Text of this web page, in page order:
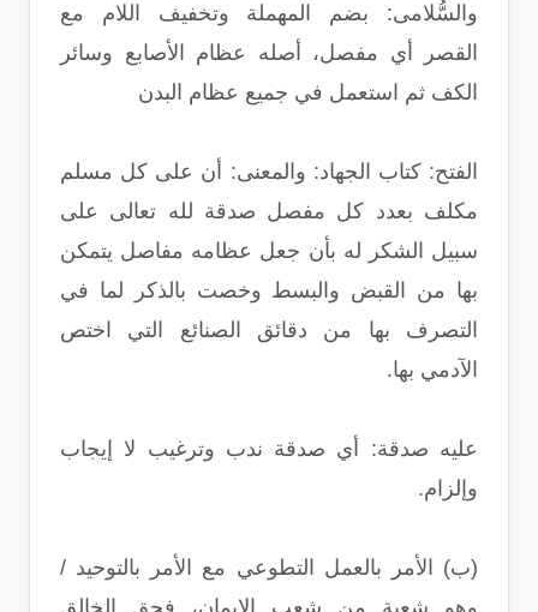
والسُّلامى: بضم المهملة وتخفيف اللام مع
القصر أي مفصل، أصله عظام الأصابع وسائر
الكف ثم استعمل في جميع عظام البدن
الفتح: كتاب الجهاد: والمعنى: أن على كل مسلم
مكلف بعدد كل مفصل صدقة لله تعالى على
سبيل الشكر له بأن جعل عظامه مفاصل يتمكن
بها من القبض والبسط وخصت بالذكر لما في
التصرف بها من دقائق الصنائع التي اختص
الآدمي بها.
عليه صدقة: أي صدقة ندب وترغيب لا إيجاب
وإلزام.
(ب) الأمر بالعمل التطوعي مع الأمر بالتوحيد /